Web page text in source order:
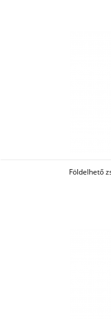
Földelhető